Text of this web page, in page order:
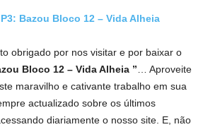
Bazou Bloco 12 – Vida Alheia
obrigado por nos visitar e por baixar o
Bloco 12 – Vida Alheia ” … Aproveite
maravilho e cativante trabalho em sua
actualizado sobre os últimos
diariamente o nosso site. E, não